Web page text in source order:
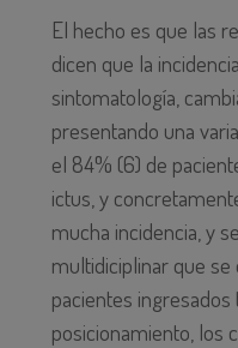
El hecho es que las
dicen que la
sintomatología,
presentando una
el 84% (6) de
ictus, y
mucha incidencia, y
multidiciplinar que
pacientes
posicionamiento, los